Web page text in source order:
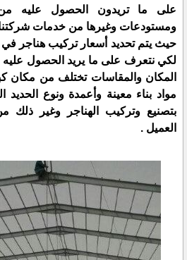
على ما تريدون الحصول عليه
ومستودعات وغيرها من خدمات شركتنا
حيث يتم تحديد أسعار تركيب هناجر
لكي نتعرف على ما يريد الحصول
المكان والمقاسات تختلف من مكان
مواد بناء معينة وأعمدة ونوع الحديد
بتصنيع وتركيب الهناجر وغير ذلك
العميل .